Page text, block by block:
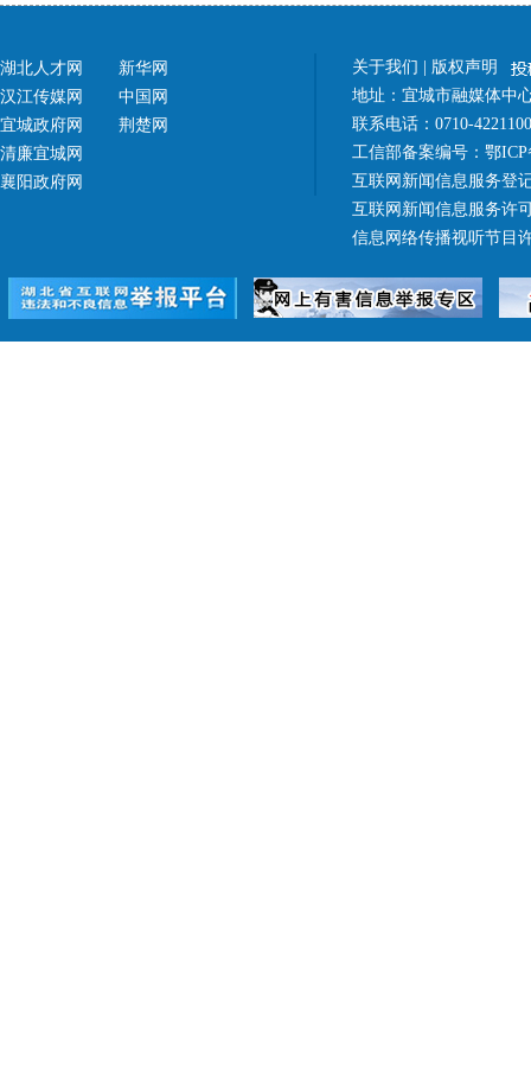
湖北人才网
汉江传媒网
宜城政府网
清廉宜城网
襄阳政府网
新华网
中国网
荆楚网
关于我们
版权声明
地址：宜城市融媒体中
联系电话：0710-
工信部备案编号： 鄂ICP
互联网新闻信息服务登
互联网新闻信息服务许
信息网络传播视听节目